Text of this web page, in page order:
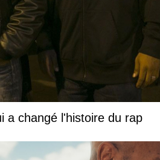
a changé l'histoire du rap